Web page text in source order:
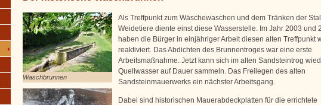
Waschbrunnen
Als Treffpunkt zum Wäschewaschen und dem Tränken der
Weidetiere diente einst diese Wasserstelle. Im Jahr 2003 und
haben die Bürger in einjähriger Arbeit diesen alten Treffpunkt
reaktiviert. Das Abdichten des Brunnentroges war eine erste
Arbeitsmaßnahme. Jetzt kann sich im alten Sandsteintrog
Quellwasser auf Dauer sammeln. Das Freilegen des alten
Sandsteinmauerwerks ein nächster Arbeitsgang.
Dabei sind historischen Mauerabdeckplatten für die errichtete